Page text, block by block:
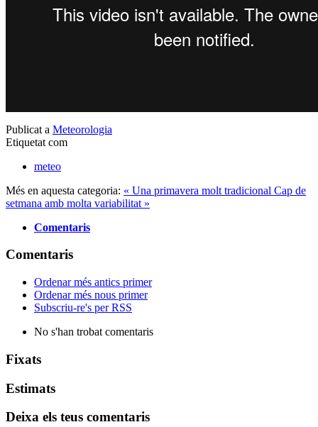
Publicat a Meteorologia
Etiquetat com
meteo
Més en aquesta categoria: « Una primavera molt tradicional Cap de
setmana amb molta variabilitat »
Comentaris
Comentaris
Ordenar més antics primer
Ordenar més nous primer
Subscriu-re's per RSS
No s'han trobat comentaris
Fixats
Estimats
Deixa els teus comentaris